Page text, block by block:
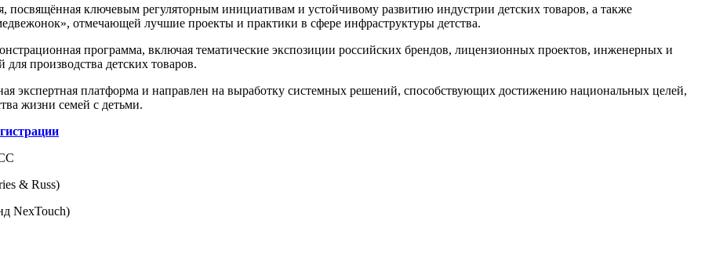
посвящённая ключевым регуляторным инициативам и устойчивому развитию индустрии детских товаров, а также
отмечающей лучшие проекты и практики в сфере инфраструктуры детства.
программа, включая тематические экспозиции российских брендов, лицензионных проектов, инженерных и
производства детских товаров.
экспертная платформа и направлен на выработку системных решений, способствующих достижению национальных целей,
жизни семей с детьми.
& Russ)
NexTouch)